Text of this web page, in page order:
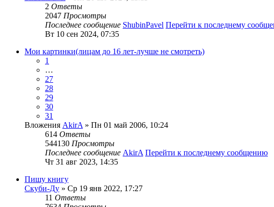
2 Ответы
2047 Просмотры
Последнее сообщение ShubinPavel Перейти к последнему
Вт 10 сен 2024, 07:35
Мои картинки(лицам до 16 лет-лучше не смотреть)
1
…
27
28
29
30
31
Вложения AkirA » Пн 01 май 2006, 10:24
614 Ответы
544130 Просмотры
Последнее сообщение AkirA Перейти к последнему сообщению
Чт 31 авг 2023, 14:35
Пишу книгу
Скуби-Ду » Ср 19 янв 2022, 17:27
11 Ответы